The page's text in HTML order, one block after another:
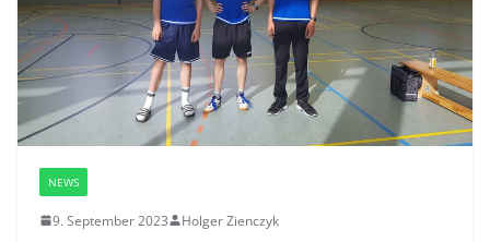
NEWS
9. September 2023 Holger Zienczyk